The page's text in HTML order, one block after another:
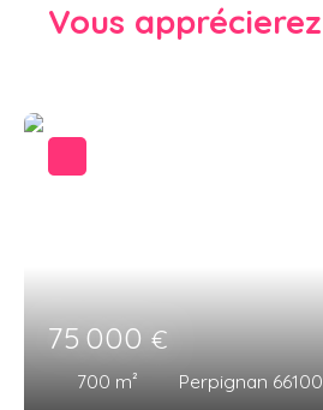
Vous apprécierez
75 000€
700 m² Perpignan 66100